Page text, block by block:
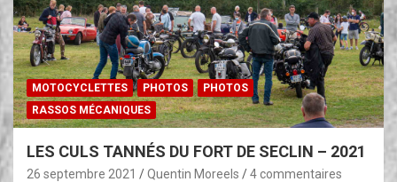
MOTOCYCLETTES PHOTOS
PHOTOS
RASSOS MÉCANIQUES
LES CULS TANNÉS DU FORT DE SECLIN – 2021
26 septembre 2021 Quentin Moreels 4 commentaires